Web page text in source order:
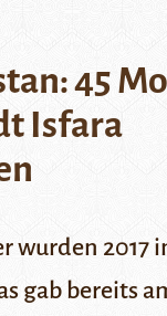
45
Isfara
wurden 2017
gab bereits